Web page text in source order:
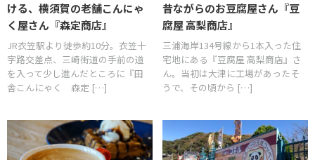
ける、横須賀の老舗こんにゃ
く屋さん『森定商店』
JR衣笠駅より徒歩約10分。衣笠十
字路交差点、三崎街道の手前の道
を入って少し進んだところに『田
舎こんにゃく 森定 […]
昔ながらのお豆腐屋さん『豆
腐屋 高梨商店』
三浦海岸134号線から1本入った住
宅地にある『豆腐屋 高梨商店』さ
ん。当初は大津に工場があったそ
うで、その頃から […]